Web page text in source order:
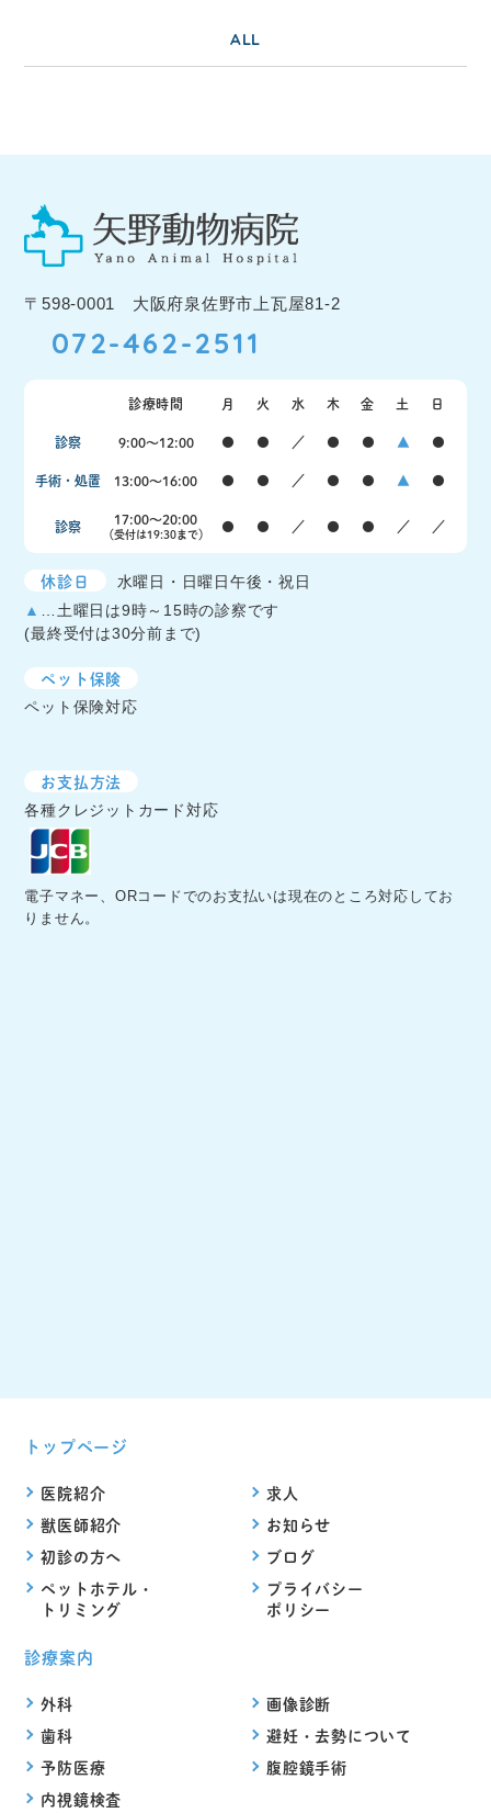
ALL
〒598-0001 大阪府泉佐野市上瓦屋81-2
072-462-2511
診療時間 月 火 水 木 金 土 日
診察 9:00〜12:00 ● ● ／ ● ● ▲ ●
手術・処置 13:00〜16:00 ● ● ／ ● ● ▲ ●
診察 17:00〜20:00
（受付は19:30まで） ● ● ／ ● ● ／ ／
休診日
水曜日・日曜日午後・祝日
▲ …土曜日は9時～15時の診察です
(最終受付は30分前まで)
ペット保険
ペット保険対応
お支払方法
各種クレジットカード対応
電子マネー、ORコードでのお支払いは現在のところ対応してお
りません。
トップページ
医院紹介
獣医師紹介
初診の方へ
ペットホテル・
トリミング
求人
お知らせ
ブログ
プライバシー
ポリシー
診療案内
外科
歯科
予防医療
内視鏡検査
画像診断
避妊・去勢について
腹腔鏡手術